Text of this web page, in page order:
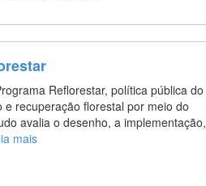
Reflorestar, política pública do
recuperação florestal por meio do
avalia o desenho, a implementação,
mais